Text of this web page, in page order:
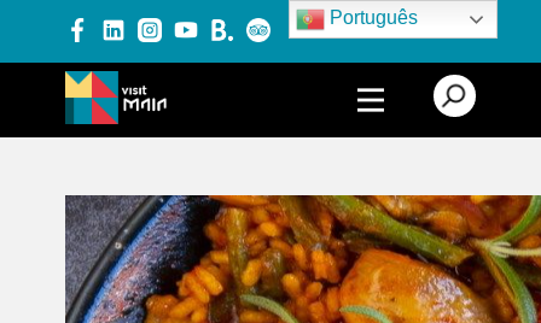
Português
PRODUTOS E SERVIÇOS
EXPERIÊNCIAS
EVENTOS